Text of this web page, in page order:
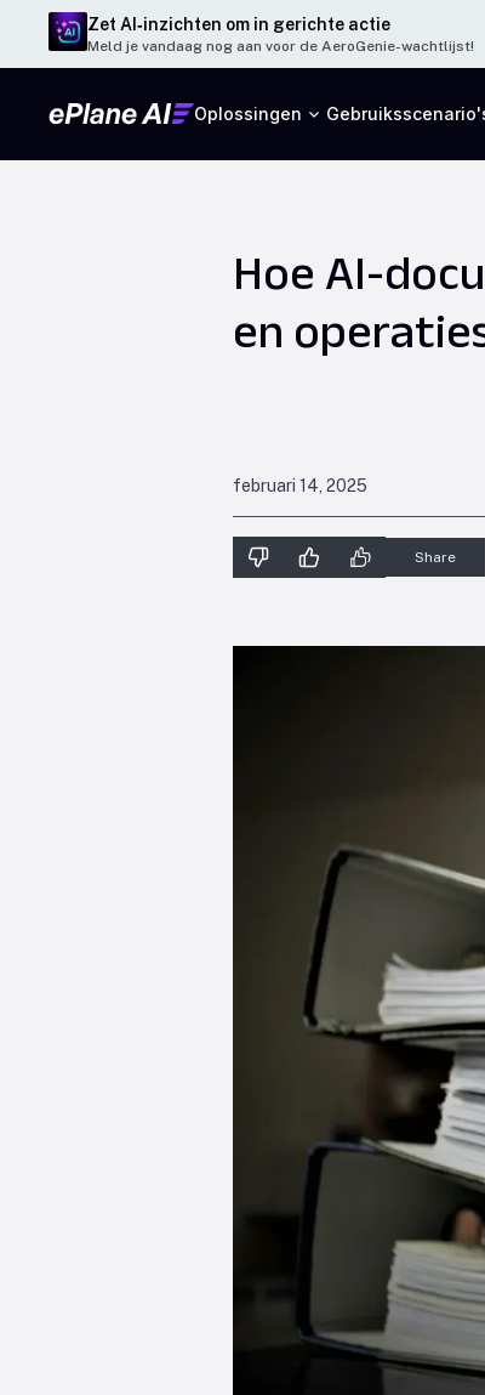
Zet AI‑inzichten om in gerichte actie
Meld je vandaag nog aan voor de AeroGenie-wachtlijst!
Oplossingen
Hoe AI-
en
februari 14, 2025
Share